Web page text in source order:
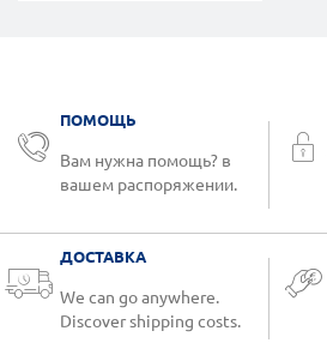
ПОМОЩЬ
Вам нужна помощь? в
вашем распоряжении.
ДОСТАВКА
We can go anywhere.
Discover shipping costs.